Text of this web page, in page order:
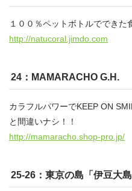
１００％ペットボトルでできた
http://natucoral.jimdo.com
24：MAMARACHO G.H.
カラフルパワーでKEEP ON
と間違いナシ！！
http://mamaracho.shop-pro.jp/
25-26：東京の島「伊豆大